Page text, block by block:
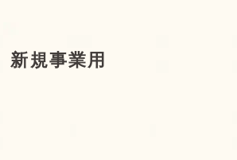
新規事業用